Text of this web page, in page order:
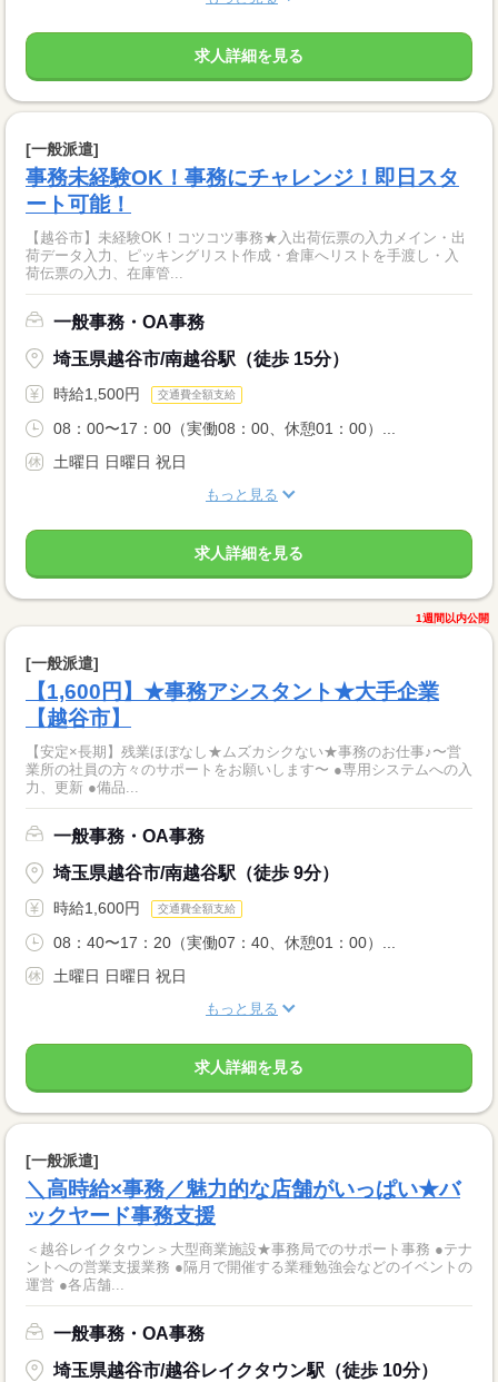
求人詳細を見る
[一般派遣]
事務未経験OK！事務にチャレンジ！即日スタ
ート可能！
【越谷市】未経験OK！コツコツ事務★入出荷伝票の入力メイン・出
荷データ入力、ピッキングリスト作成・倉庫へリストを手渡し・入
荷伝票の入力、在庫管...
一般事務・OA事務
埼玉県越谷市/南越谷駅（徒歩 15分）
時給1,500円 交通費全額支給
08：00〜17：00（実働08：00、休憩01：00）...
土曜日 日曜日 祝日
もっと見る
求人詳細を見る
1週間以内公開
[一般派遣]
【1,600円】★事務アシスタント★大手企業
【越谷市】
【安定×長期】残業ほぼなし★ムズカシクない★事務のお仕事♪〜営
業所の社員の方々のサポートをお願いします〜 ●専用システムへの入
力、更新 ●備品...
一般事務・OA事務
埼玉県越谷市/南越谷駅（徒歩 9分）
時給1,600円 交通費全額支給
08：40〜17：20（実働07：40、休憩01：00）...
土曜日 日曜日 祝日
もっと見る
求人詳細を見る
[一般派遣]
＼高時給×事務／魅力的な店舗がいっぱい★バ
ックヤード事務支援
＜越谷レイクタウン＞大型商業施設★事務局でのサポート事務 ●テナ
ントへの営業支援業務 ●隔月で開催する業種勉強会などのイベントの
運営 ●各店舗...
一般事務・OA事務
埼玉県越谷市/越谷レイクタウン駅（徒歩 10分）